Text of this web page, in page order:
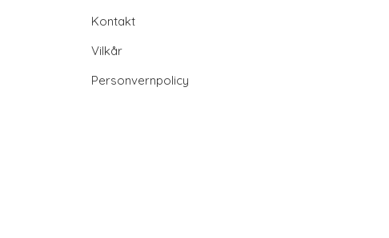
Kontakt
Vilkår
Personvernpolicy